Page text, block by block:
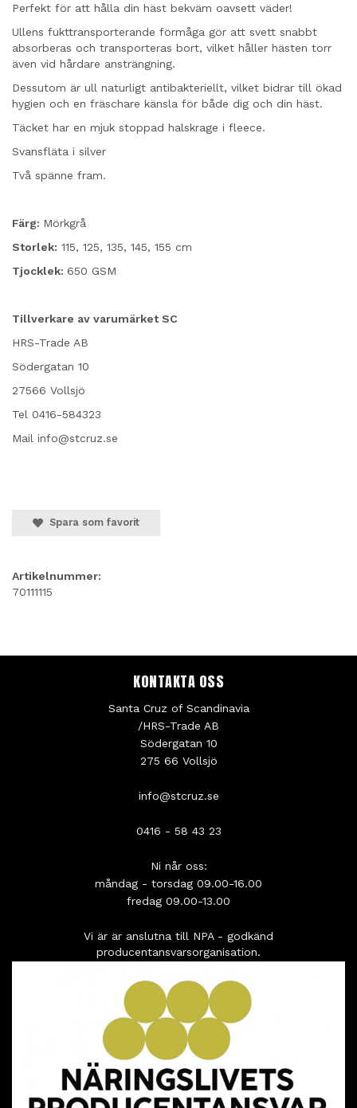
Perfekt för att hålla din häst bekväm oavsett väder!
Ullens fukttransporterande förmåga gör att svett snabbt
absorberas och transporteras bort, vilket håller hästen torr
även vid hårdare ansträngning.
Dessutom är ull naturligt antibakteriellt, vilket bidrar till ökad
hygien och en fräschare känsla för både dig och din häst.
Täcket har en mjuk stoppad halskrage i fleece.
Svansfläta i silver
Två spänne fram.
Färg: Mörkgrå
Storlek: 115, 125, 135, 145, 155 cm
Tjocklek: 650 GSM
Tillverkare av varumärket SC
HRS-Trade AB
Södergatan 10
27566 Vollsjö
Tel 0416-584323
Mail info@stcruz.se
Spara som favorit
Artikelnummer:
70111115
KONTAKTA OSS
Santa Cruz of Scandinavia
/HRS-Trade AB
Södergatan 10
275 66 Vollsjö
info@stcruz.se
0416 - 58 43 23
Ni når oss:
måndag - torsdag 09.00-16.00
fredag 09.00-13.00
Vi är är anslutna till NPA - godkänd
producentansvarsorganisation.